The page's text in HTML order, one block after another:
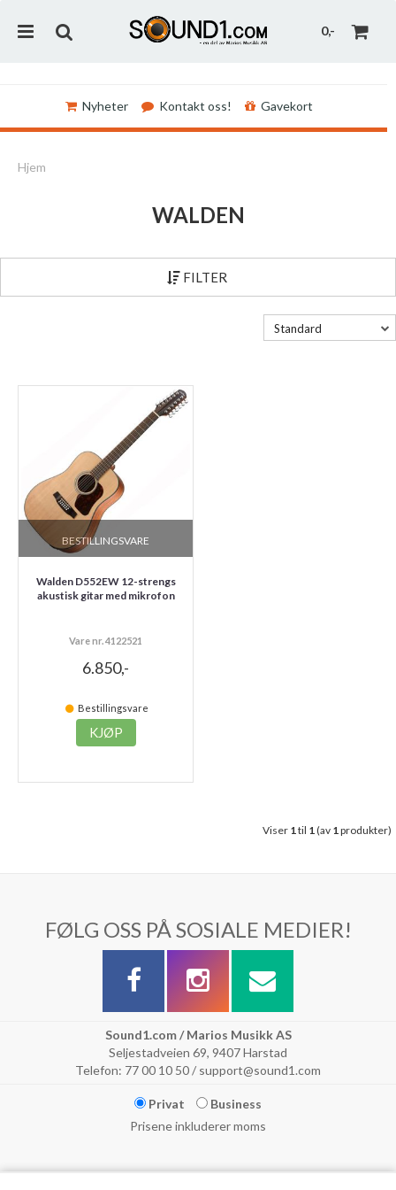
0,-
Nyheter Kontakt oss! Gavekort
Hjem
WALDEN
FILTER
Standard
BESTILLINGSVARE
Walden D552EW 12-strengs
akustisk gitar med mikrofon
Vare nr. 4122521
6.850,-
Bestillingsvare
KJØP
Viser 1til 1(av 1produkter)
FØLG OSS PÅ SOSIALE MEDIER!
Sound1.com / Marios Musikk AS
Seljestadveien 69, 9407 Harstad
Telefon: 77 00 10 50 / support@sound1.com
Privat
Business
Prisene inkluderer moms